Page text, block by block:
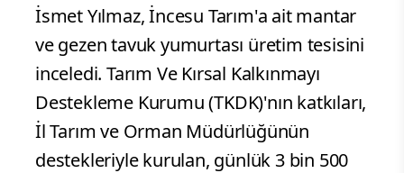
İsmet Yılmaz, İncesu Tarım'a ait mantar
ve gezen tavuk yumurtası üretim tesisini
inceledi. Tarım Ve Kırsal Kalkınmayı
Destekleme Kurumu (TKDK)'nın katkıları,
İl Tarım ve Orman Müdürlüğünün
destekleriyle kurulan, günlük 3 bin 500